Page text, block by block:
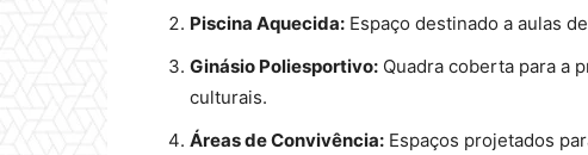
Piscina Aquecida: Espaço destinado a aulas
Ginásio Poliesportivo: Quadra coberta para a
culturais.
Áreas de Convivência: Espaços projetados